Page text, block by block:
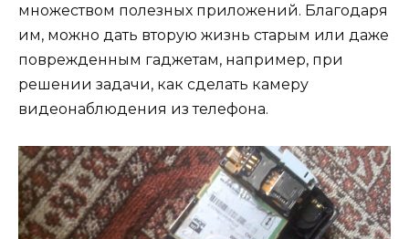
множеством полезных приложений. Благодаря
им, можно дать вторую жизнь старым или даже
поврежденным гаджетам, например, при
решении задачи, как сделать камеру
видеонаблюдения из телефона.